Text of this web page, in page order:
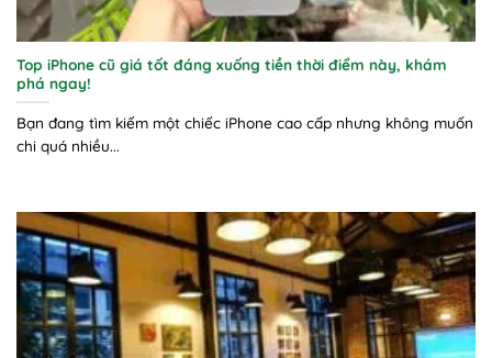
Top iPhone cũ giá tốt đáng xuống tiền thời điểm này, khám
phá ngay!
Bạn đang tìm kiếm một chiếc iPhone cao cấp nhưng không muốn
chi quá nhiều...